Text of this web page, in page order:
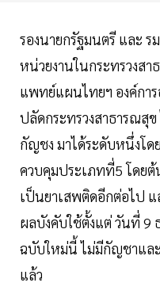
รองนายกรัฐมนตรี และ ร
หน่วยงานในกระทรวงสา
แพทย์แผนไทยฯ องค์การ
ปลัดกระทรวงสาธารณ
กัญชง มาได้ระดับหนึ่งโ
ควบคุมประเภทที่5 โดยต้
เป็นยาเสพติดอีกต่อไป
ผลบังคับใช้ตั้งแต่ วันที่ 9
ฉบับใหม่นี้ ไม่มีกัญชาแ
แล้ว